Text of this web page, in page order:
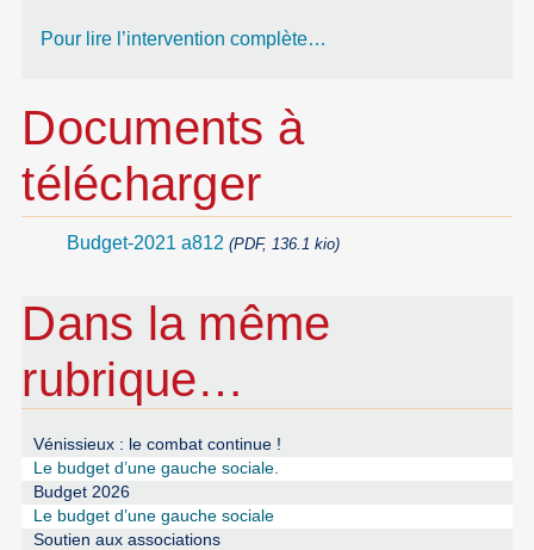
Pour lire l’intervention complète…
Documents à
télécharger
Budget-2021 a812 (PDF, 136.1 kio)
Dans la même
rubrique…
Vénissieux : le combat continue !
Le budget d’une gauche sociale.
Budget 2026
Le budget d’une gauche sociale
Soutien aux associations